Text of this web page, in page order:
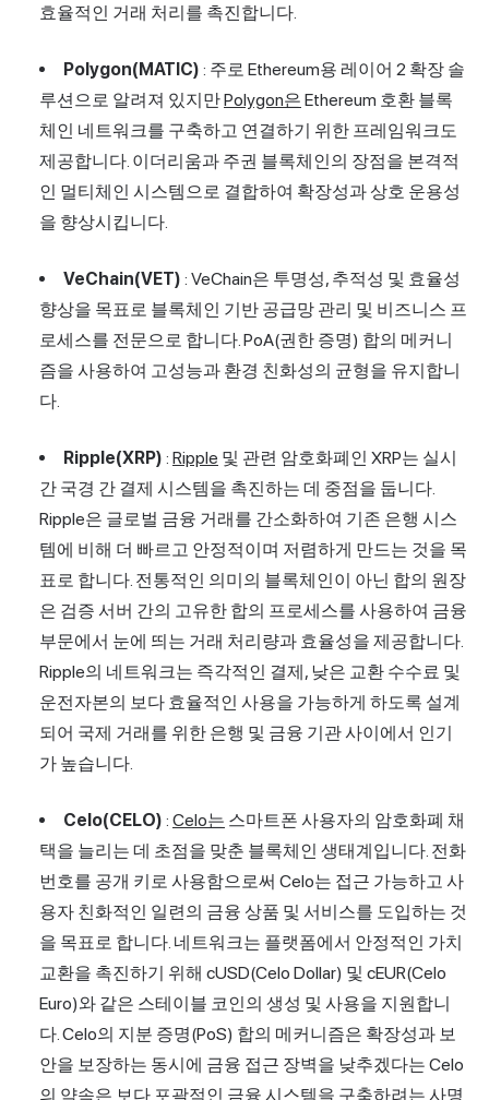
효율적인 거래 처리를 촉진합니다.
Polygon(MATIC) : 주로 Ethereum용 레이어 2 확장 솔
루션으로 알려져 있지만Polygon은 Ethereum 호환 블록
체인 네트워크를 구축하고 연결하기 위한 프레임워크도
제공합니다. 이더리움과 주권 블록체인의 장점을 본격적
인 멀티체인 시스템으로 결합하여 확장성과 상호 운용성
을 향상시킵니다.
VeChain(VET) : VeChain은 투명성, 추적성 및 효율성
향상을 목표로 블록체인 기반 공급망 관리 및 비즈니스 프
로세스를 전문으로 합니다. PoA(권한 증명) 합의 메커니
즘을 사용하여 고성능과 환경 친화성의 균형을 유지합니
다.
Ripple(XRP) : Ripple 및 관련 암호화폐인 XRP는 실시
간 국경 간 결제 시스템을 촉진하는 데 중점을 둡니다.
Ripple은 글로벌 금융 거래를 간소화하여 기존 은행 시스
템에 비해 더 빠르고 안정적이며 저렴하게 만드는 것을 목
표로 합니다. 전통적인 의미의 블록체인이 아닌 합의 원장
은 검증 서버 간의 고유한 합의 프로세스를 사용하여 금융
부문에서 눈에 띄는 거래 처리량과 효율성을 제공합니다.
Ripple의 네트워크는 즉각적인 결제, 낮은 교환 수수료 및
운전자본의 보다 효율적인 사용을 가능하게 하도록 설계
되어 국제 거래를 위한 은행 및 금융 기관 사이에서 인기
가 높습니다.
Celo(CELO) : Celo는 스마트폰 사용자의 암호화폐 채
택을 늘리는 데 초점을 맞춘 블록체인 생태계입니다. 전화
번호를 공개 키로 사용함으로써 Celo는 접근 가능하고 사
용자 친화적인 일련의 금융 상품 및 서비스를 도입하는 것
을 목표로 합니다. 네트워크는 플랫폼에서 안정적인 가치
교환을 촉진하기 위해 cUSD(Celo Dollar) 및 cEUR(Celo
Euro)와 같은 스테이블 코인의 생성 및 사용을 지원합니
다. Celo의 지분 증명(PoS) 합의 메커니즘은 확장성과 보
안을 보장하는 동시에 금융 접근 장벽을 낮추겠다는 Celo
의 약속은 보다 포괄적인 금융 시스템을 구축하려는 사명